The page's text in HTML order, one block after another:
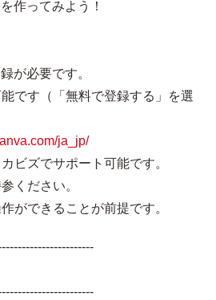
作ってみよう！
が必要です。
です（「無料で登録する」を選
ja_jp/
ズでサポート可能です。
ください。
ができることが前提です。